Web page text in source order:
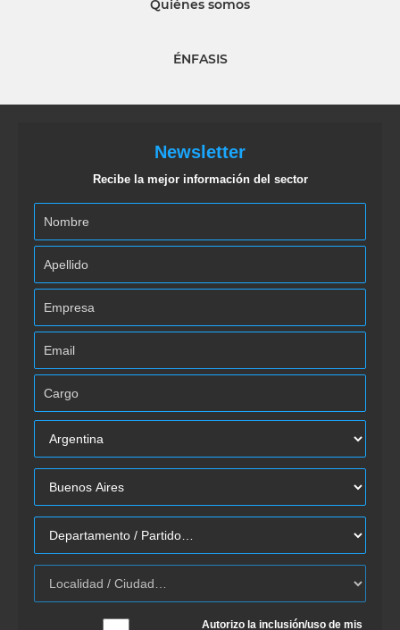
Quiénes somos
ÉNFASIS
Newsletter
Recibe la mejor información del sector
Autorizo la inclusión/uso de mis